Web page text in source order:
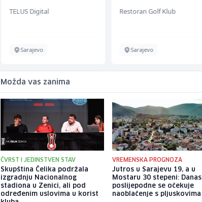
bekannten deutschen
TELUS Digital
Sarajevo
Restoran Golf Klub
Sarajevo
Možda vas zanima
ČVRST I JEDINSTVEN STAV
Skupština Čelika podržala
izgradnju Nacionalnog
stadiona u Zenici, ali pod
određenim uslovima u korist
VREMENSKA PROGNOZA
Jutros u Sarajevu 19, a u
Mostaru 30 stepeni: Danas
poslijepodne se očekuje
naoblačenje s pljuskovima